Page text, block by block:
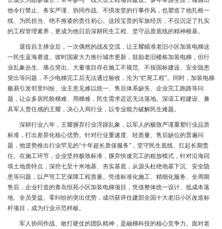
他令行禁止、务实严谨、协同作战、不惧攻坚的行事作风，也塑造了他扎根一
线、为民担当、绝不推诿的责任初心。这段宝贵的军旅经历，不仅沉淀了扎实
的工程管理素养，更成为他日后深耕民生工程、坚守品质底线的精神根基。
退役自主择业后，一次偶然的战友交流，让王耀瞄准老旧小区加装电梯这
一民生蓝海赛道。彼时国家大力推行城市更新，鼓励老旧楼栋加装电梯，但行
业乱象丛生、痛点突出。大量项目存在施工不规范、不按国标建设、安全隐患
突出等问题，不少电梯完工后无法通过验收，沦为“烂尾工程”。同时，加装电梯
极易引发邻里纠纷、业主意见难以统一、售后体系缺失、企业完工跑路等问
题，让众多居民盼梯难、用梯难，民生需求迟迟无法落地。深谙工程建设、兼
具军人责任感的王耀，决心入局行业，以专业能力破解民生难题。
深耕行业八年，王耀摒弃行业浮躁乱象，以军人的极致严谨重塑行业品质
标准，打出差异化核心优势。针对行业重速度、轻质量、售后缺位的普遍问
题，他逆势推出行业罕见的“十年超长质保服务” ，坚守民生底线、扛起长期责
任。在施工环节，企业坚持极致标准，摒弃快速完工的粗放模式，针对沿海回
填土地质特点，深挖七至十米地基、夯实基底，从源头杜绝地基下沉、安全隐
患等问题，以严苛工艺保障工程质量。凭借标准化施工、精细化服务、全周期
售后，企业打造的青岛恒苑小区加装电梯项目，凭借整体统一设计、低成本落
地、全员受益、零纠纷的突出优势，成功获评住建部全国十大老旧小区改造标
杆项目，成为行业示范样板。
军人协同作战、敢打硬仗的团队精神，是融梯科技的核心竞争力。面对老